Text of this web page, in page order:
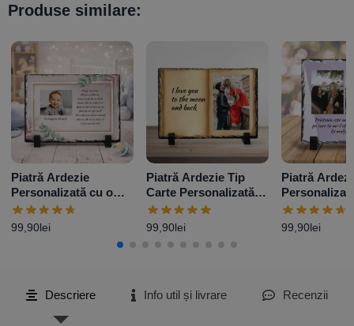
Produse similare:
Piatră Ardezie
Personalizată cu o
poză și mesaj –
Elegance
99,90lei
Piatră Ardezie Tip
Carte Personalizată
cu o poză și mesaj
99,90lei
Piatră
poze și
99,90lei
Descriere Info util și livrare Recenzii